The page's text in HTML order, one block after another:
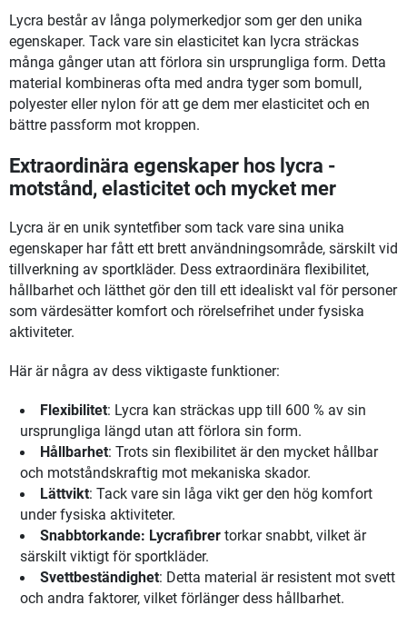
Lycra består av långa polymerkedjor som ger den unika
egenskaper. Tack vare sin elasticitet kan lycra sträckas
många gånger utan att förlora sin ursprungliga form. Detta
material kombineras ofta med andra tyger som bomull,
polyester eller nylon för att ge dem mer elasticitet och en
bättre passform mot kroppen.
Extraordinära egenskaper hos lycra -
motstånd, elasticitet och mycket mer
Lycra är en unik syntetfiber som tack vare sina unika
egenskaper har fått ett brett användningsområde, särskilt vid
tillverkning av sportkläder. Dess extraordinära flexibilitet,
hållbarhet och lätthet gör den till ett idealiskt val för personer
som värdesätter komfort och rörelsefrihet under fysiska
aktiviteter.
Här är några av dess viktigaste funktioner:
Flexibilitet: Lycra kan sträckas upp till 600 % av sin
ursprungliga längd utan att förlora sin form.
Hållbarhet: Trots sin flexibilitet är den mycket hållbar
och motståndskraftig mot mekaniska skador.
Lättvikt: Tack vare sin låga vikt ger den hög komfort
under fysiska aktiviteter.
Snabbtorkande: Lycrafibrertorkar snabbt, vilket är
särskilt viktigt för sportkläder.
Svettbeständighet: Detta material är resistent mot svett
och andra faktorer, vilket förlänger dess hållbarhet.